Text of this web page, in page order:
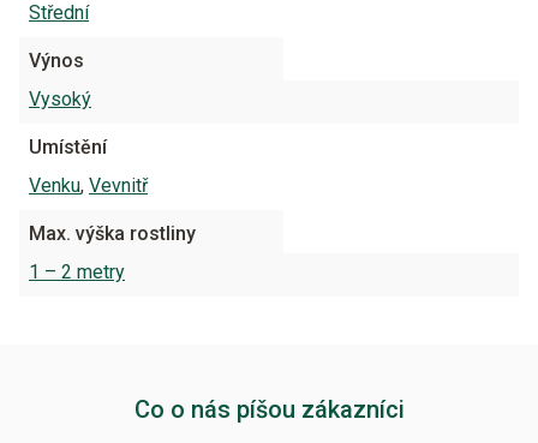
Střední
Výnos
Vysoký
Umístění
Venku, Vevnitř
Max. výška rostliny
1 – 2 metry
Co o nás píšou zákazníci